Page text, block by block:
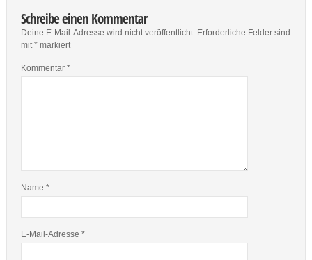
Schreibe einen Kommentar
Deine E-Mail-Adresse wird nicht veröffentlicht. Erforderliche Felder sind
mit*markiert
Kommentar *
Name *
E-Mail-Adresse *